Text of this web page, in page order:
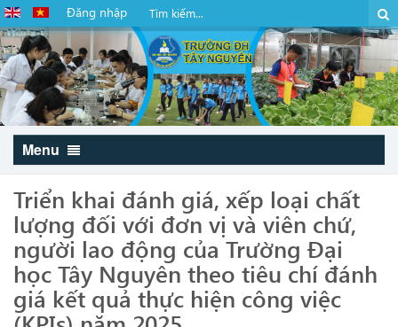
Đăng nhập
Menu
Triển khai đánh giá, xếp loại chất
lượng đối với đơn vị và viên chứ,
người lao động của Trường Đại
học Tây Nguyên theo tiêu chí đánh
giá kết quả thực hiện công việc